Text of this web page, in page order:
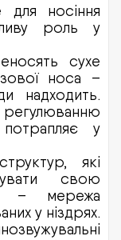
носіння
роль у
сухе
носа –
надходить.
у
які
свою
– мережа
у ніздрях.